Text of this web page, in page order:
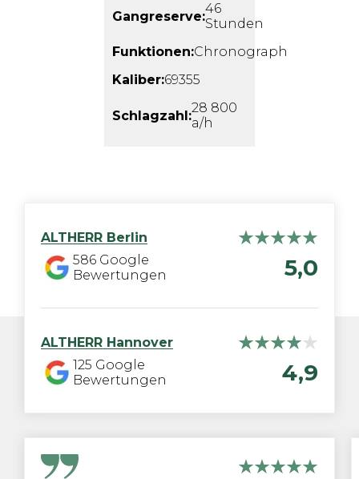
Gangreserve:46
Stunden
Funktionen:Chronograph
Kaliber:69355
Schlagzahl:28 800
a/h
ALTHERR Berlin
586 Google
Bewertungen
5,0
ALTHERR Hannover
125 Google
Bewertungen
4,9